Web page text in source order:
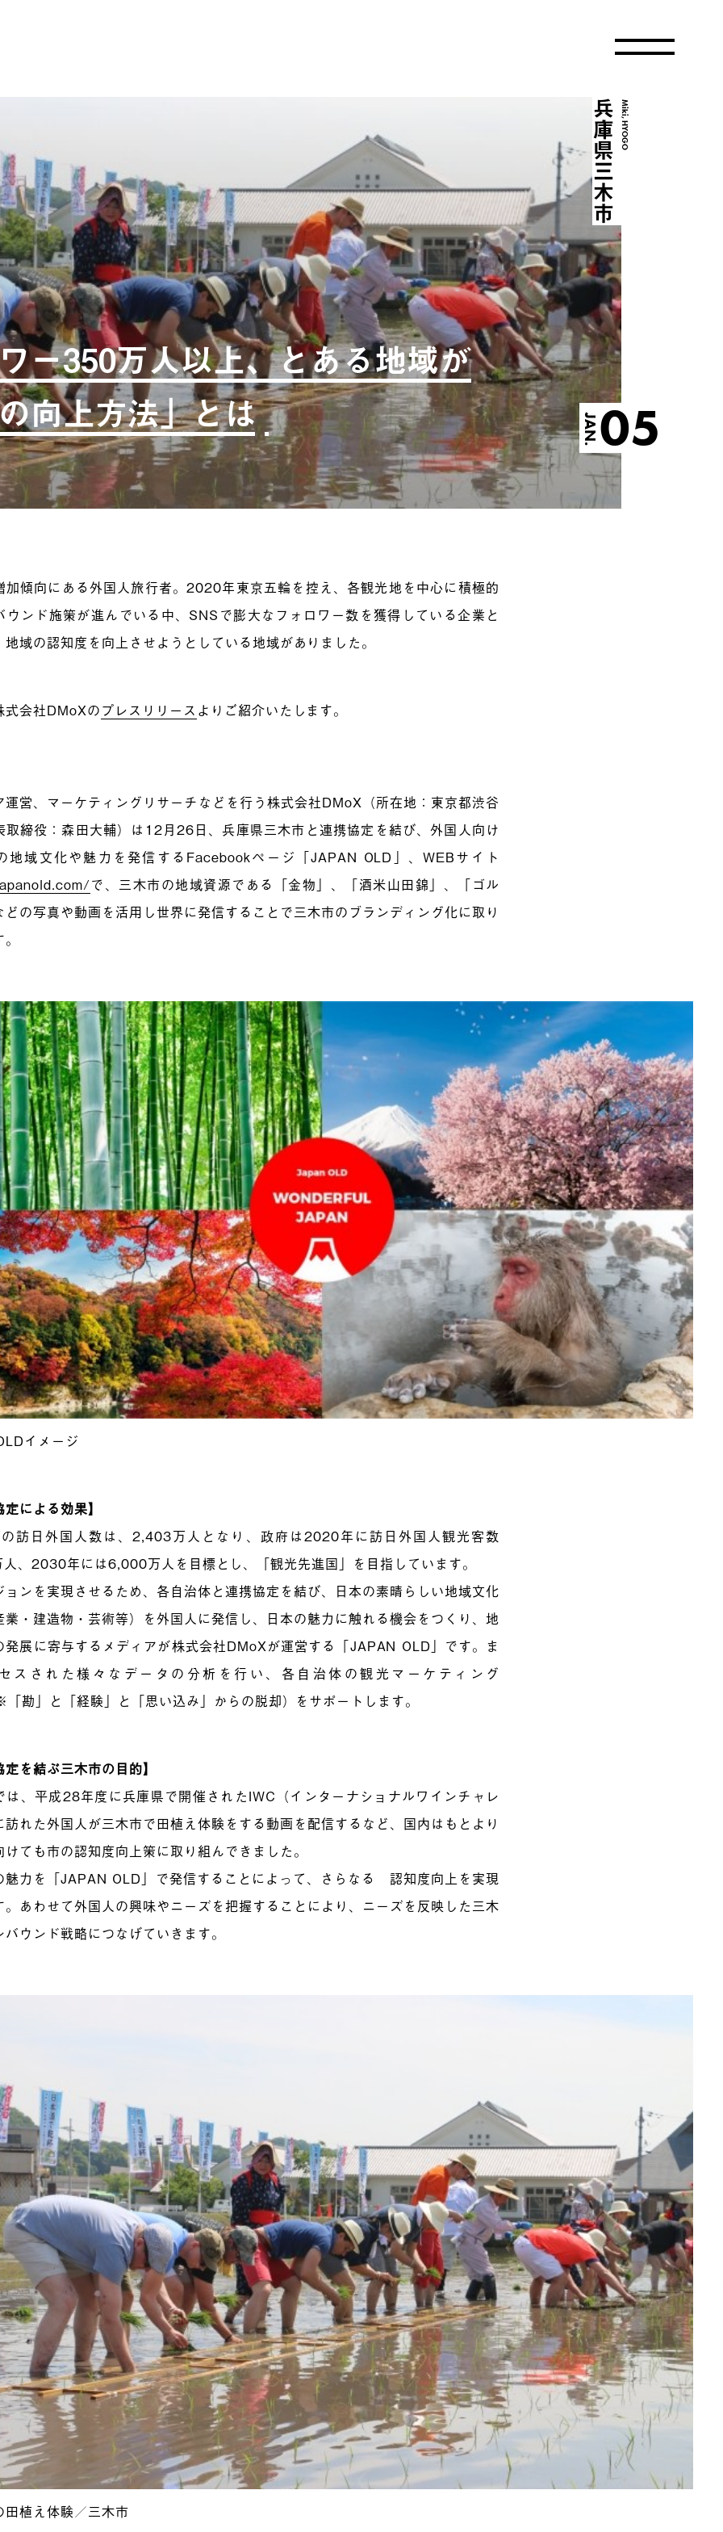
ー350万人以上、とある地域が
向上方法」とは
JAN.05
Miki, HYOGO
兵庫県三木市
加傾向にある外国人旅行者。2020年東京五輪を控え、各観光地を中心に積極的
ウンド施策が進んでいる中、SNSで膨大なフォロワー数を獲得している企業と
域の認知度を向上させようとしている地域がありました。
式会社DMoXのプレスリリース よりご紹介いたします。
運営、マーケティングリサーチなどを行う株式会社DMoX（所在地：東京都渋谷
締役：森田大輔）は12月26日、兵庫県三木市と連携協定を結び、外国人向け
地域文化や魅力を発信するFacebookページ「JAPAN OLD」、WEBサイト
で、三木市の地域資源である「金物」、「酒米山田錦」、「ゴル
どの写真や動画を活用し世界に発信することで三木市のブランディング化に取り
イメージ
による効果】
訪日外国人数は、2,403万人となり、政府は2020年に訪日外国人観光客数
、2030年には6,000万人を目標とし、「観光先進国」を目指しています。
ョンを実現させるため、各自治体と連携協定を結び、日本の素晴らしい地域文化
業・建造物・芸術等）を外国人に発信し、日本の魅力に触れる機会をつくり、地
発展に寄与するメディアが株式会社DMoXが運営する「JAPAN OLD」です。ま
スされた様々なデータの分析を行い、各自治体の観光マーケティング
勘」と「経験」と「思い込み」からの脱却）をサポートします。
を結ぶ三木市の目的】
は、平成28年度に兵庫県で開催されたIWC（インターナショナルワインチャレ
訪れた外国人が三木市で田植え体験をする動画を配信するなど、国内はもとより
ても市の認知度向上策に取り組んできました。
魅力を「JAPAN OLD」で発信することによって、さらなる 認知度向上を実現
。あわせて外国人の興味やニーズを把握することにより、ニーズを反映した三木
ウンド戦略につなげていきます。
田植え体験／三木市